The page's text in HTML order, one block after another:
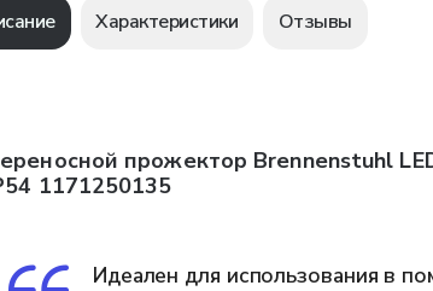
Характеристики Отзывы
прожектор Brennenstuhl
1171250135
Идеален для использования в